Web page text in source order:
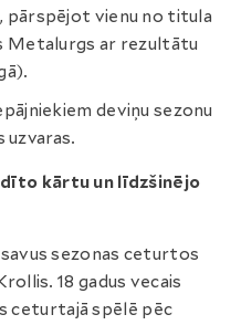
pārspējot vienu no titula
Metalurgs ar rezultātu
deviņu sezonu
uzvaras.
kārtu un līdzšinējo
sezonas ceturtos
18 gadus vecais
ceturtajā spēlē pēc